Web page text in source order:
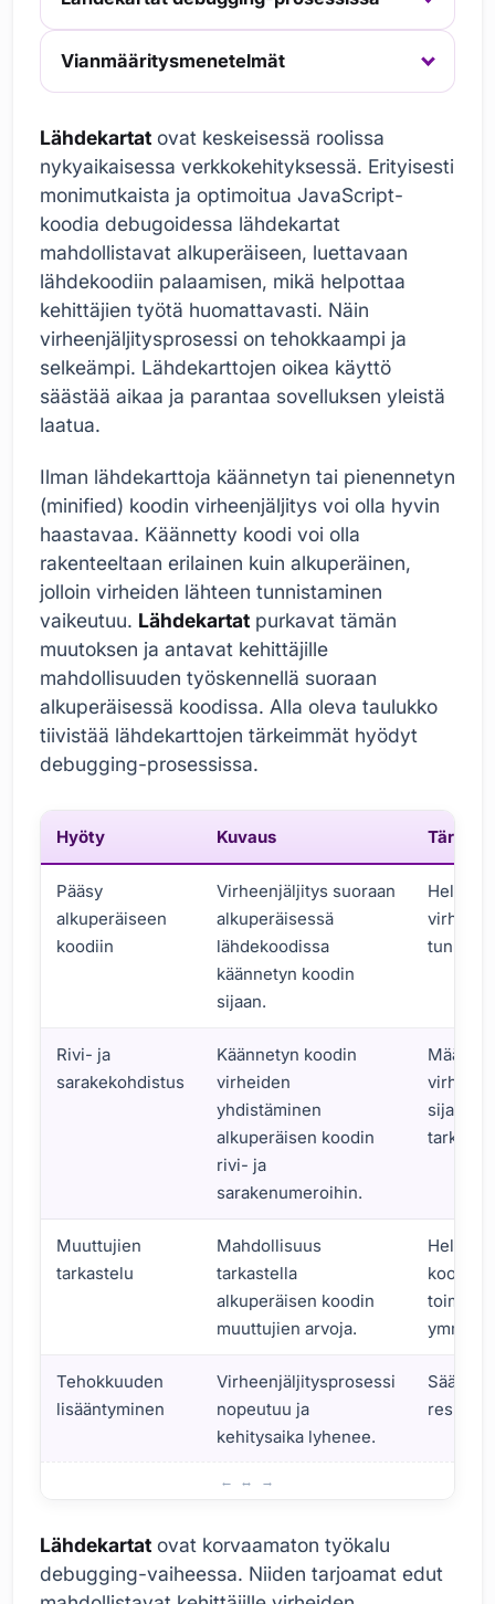
Vianmääritysmenetelmät
Lähdekartat ovat keskeisessä roolissa
nykyaikaisessa verkkokehityksessä. Erityisesti
monimutkaista ja optimoitua JavaScript-
koodia debugoidessa lähdekartat
mahdollistavat alkuperäiseen, luettavaan
lähdekoodiin palaamisen, mikä helpottaa
kehittäjien työtä huomattavasti. Näin
virheenjäljitysprosessi on tehokkaampi ja
selkeämpi. Lähdekarttojen oikea käyttö
säästää aikaa ja parantaa sovelluksen yleistä
laatua.
Ilman lähdekarttoja käännetyn tai pienennetyn
(minified) koodin virheenjäljitys voi olla hyvin
haastavaa. Käännetty koodi voi olla
rakenteeltaan erilainen kuin alkuperäinen,
jolloin virheiden lähteen tunnistaminen
vaikeutuu. Lähdekartat purkavat tämän
muutoksen ja antavat kehittäjille
mahdollisuuden työskennellä suoraan
alkuperäisessä koodissa. Alla oleva taulukko
tiivistää lähdekarttojen tärkeimmät hyödyt
debugging-prosessissa.
Hyöty Kuvaus Tärkeys
Pääsy
alkuperäiseen
koodiin
Virheenjäljitys suoraan
alkuperäisessä
lähdekoodissa
käännetyn koodin
sijaan.
Rivi- ja
sarakekohdistus
Käännetyn koodin
virheiden
yhdistäminen
alkuperäisen koodin
rivi- ja
sarakenumeroihin.
virheen
sijainnin
tarkasti.
Muuttujien
tarkastelu
Mahdollisuus
tarkastella
alkuperäisen koodin
muuttujien arvoja.
koodin
Tehokkuuden
lisääntyminen
Virheenjäljitysprosessi
nopeutuu ja
kehitysaika lyhenee.
Säästää
Lähdekartat ovat korvaamaton työkalu
debugging-vaiheessa. Niiden tarjoamat edut